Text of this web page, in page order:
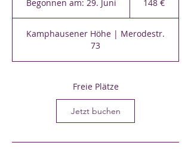
Begonnen am: 29. Juni
o
n
n
a
m
:
9
148 €
Kamphausener Höhe | Merodestr.
73
Freie Plätze
Jetzt buchen